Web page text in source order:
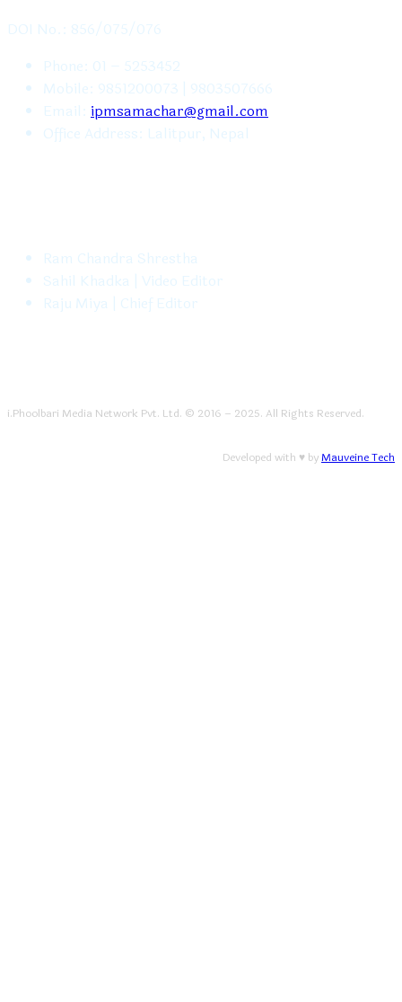
DOI No.: 856/075/076
Phone: 01 – 5253452
Mobile: 9851200073 | 9803507666
Email: ipmsamachar@gmail.com
Office Address: Lalitpur, Nepal
Ram Chandra Shrestha
Sahil Khadka | Video Editor
Raju Miya | Chief Editor
i.Phoolbari Media Network Pvt. Ltd. © 2016 – 2025. All Rights Reserved.
Developed with ♥ byMauveine Tech